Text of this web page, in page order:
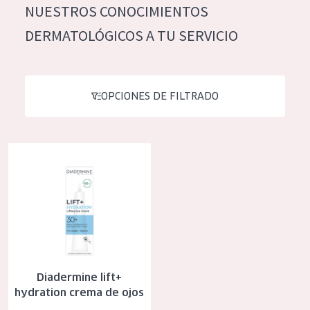
Hidratación y luminosidad
Reducción de arrugas
Crema de día
Crema de noche
Crema de ojos
Limpieza
German
Spanish
NUESTROS CONOCIMIENTOS
DERMATOLÓGICOS A TU SERVICIO
OPCIONES DE FILTRADO
Diadermine lift+
hydration crema de ojos